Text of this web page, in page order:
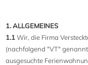
1. ALLGEMEINES
1.1Wir, die Firma
(nachfolgend "VT"
ausgesuchte